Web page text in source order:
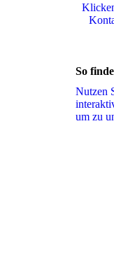
So
Nutzen
um zu